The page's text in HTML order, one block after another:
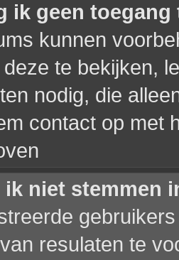
ik geen
kunnen
te bekijken,
nodig, die
contact op met
ik niet stemmen
resulaten te